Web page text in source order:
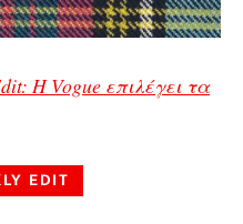
H Vogue επιλέγει τα
EDIT